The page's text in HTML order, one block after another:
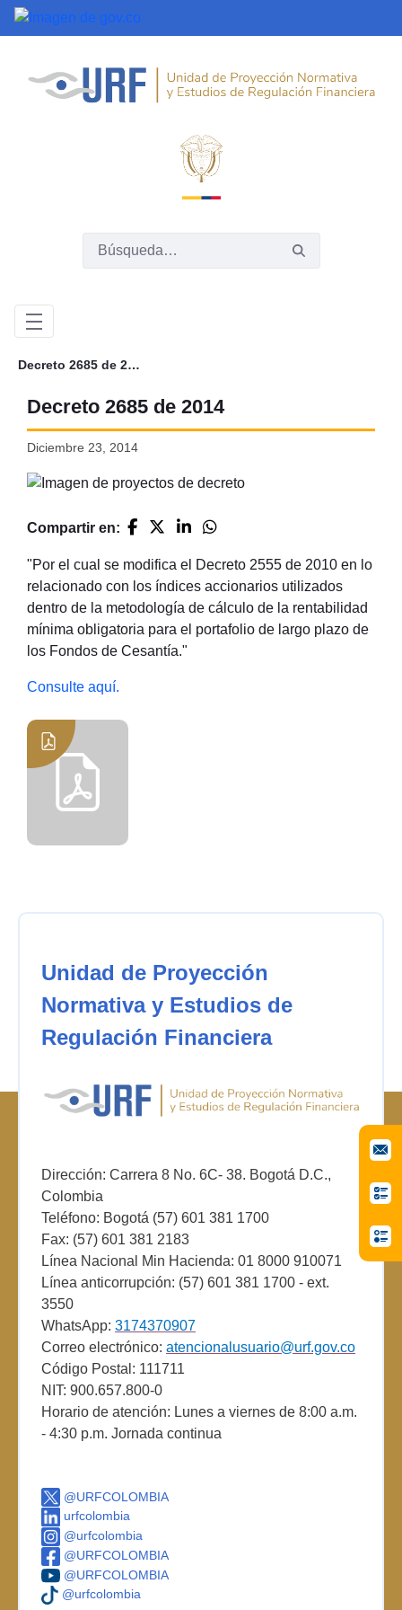
Saltar al contenido principal
Decreto 2685 de 2014
Decreto 2685 de 2014
Diciembre 23, 2014
Compartir en:
"Por el cual se modifica el Decreto 2555 de 2010 en lo
relacionado con los índices accionarios utilizados
dentro de la metodología de cálculo de la rentabilidad
mínima obligatoria para el portafolio de largo plazo de
los Fondos de Cesantía."
Consulte aquí.
Unidad de Proyección
Normativa y Estudios de
Regulación Financiera
Dirección: Carrera 8 No. 6C- 38. Bogotá D.C.,
Colombia
Teléfono: Bogotá (57) 601 381 1700
Fax: (57) 601 381 2183
Línea Nacional Min Hacienda: 01 8000 910071
Línea anticorrupción: (57) 601 381 1700 - ext.
3550
WhatsApp: 3174370907
Correo electrónico: atencionalusuario@urf.gov.co
Código Postal: 111711
NIT: 900.657.800-0
Horario de atención: Lunes a viernes de 8:00 a.m.
- 4:30 p.m. Jornada continua
@URFCOLOMBIA
urfcolombia
@urfcolombia
@URFCOLOMBIA
@URFCOLOMBIA
@urfcolombia